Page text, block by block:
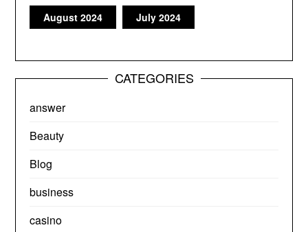
August 2024 July 2024
CATEGORIES
answer
Beauty
Blog
business
casino